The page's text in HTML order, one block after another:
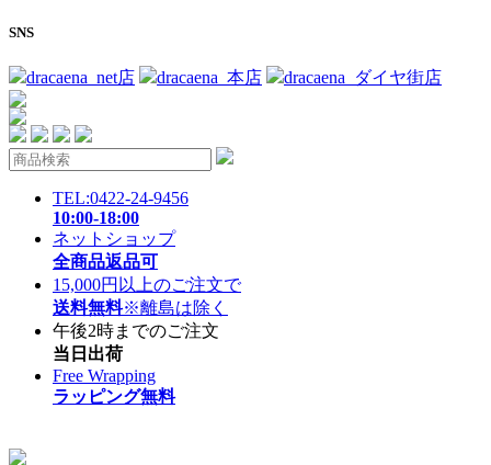
SNS
dracaena_net店 dracaena_本店 dracaena_ダイヤ街店
TEL:0422-24-9456
10:00-18:00
ネットショップ
全商品返品可
15,000円以上のご注文で
送料無料※離島は除く
午後2時までのご注文
当日出荷
Free Wrapping
ラッピング無料